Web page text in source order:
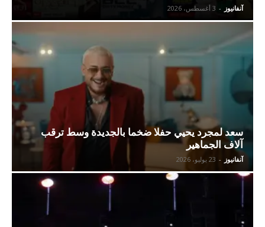
آنفانيوز - 3 أغسطس، 2026
سعد لمجرد يحيي حفلا ضخما بالجديدة وسط ترقب
آلاف الجماهير
آنفانيوز - 23 يوليو، 2026